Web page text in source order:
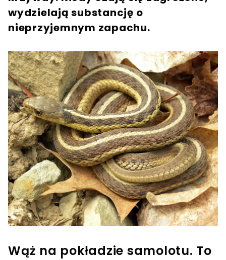
wydzielają substancję o
nieprzyjemnym zapachu.
Wąż na pokładzie samolotu. To